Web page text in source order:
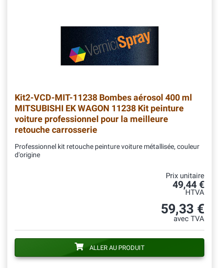
Kit2-VCD-MIT-11238 Bombes aérosol 400 ml
MITSUBISHI EK WAGON 11238 Kit peinture
voiture professionnel pour la meilleure
retouche carrosserie
Professionnel kit retouche peinture voiture métallisée, couleur
d'origine
Prix unitaire
49,44 €
HTVA
59,33 €
avec TVA
ALLER AU PRODUIT